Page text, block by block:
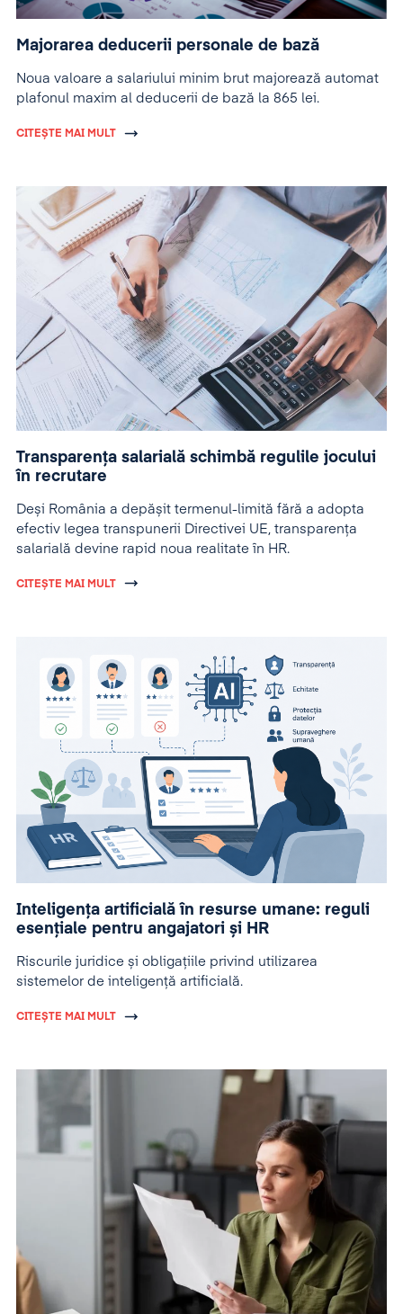
Majorarea deducerii personale de bază
Noua valoare a salariului minim brut majorează automat
plafonul maxim al deducerii de bază la 865 lei.
CITEȘTE MAI MULT
Transparența salarială schimbă regulile jocului
în recrutare
Deși România a depășit termenul-limită fără a adopta
efectiv legea transpunerii Directivei UE, transparența
salarială devine rapid noua realitate în HR.
CITEȘTE MAI MULT
Inteligența artificială în resurse umane: reguli
esențiale pentru angajatori și HR
Riscurile juridice și obligațiile privind utilizarea
sistemelor de inteligență artificială.
CITEȘTE MAI MULT